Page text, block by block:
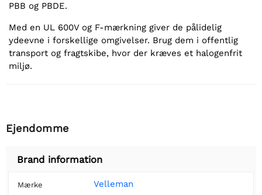
PBB og PBDE.
Med en UL 600V og F-mærkning giver de pålidelig
ydeevne i forskellige omgivelser. Brug dem i offentlig
transport og fragtskibe, hvor der kræves et halogenfrit
miljø.
Ejendomme
Brand information
Mærke Velleman